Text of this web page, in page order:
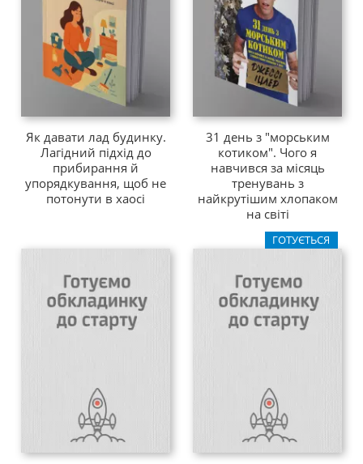
Як давати лад будинку.
Лагідний підхід до
прибирання й
упорядкування, щоб не
потонути в хаосі
31 день з "морським
котиком". Чого я
навчився за місяць
тренувань з
найкрутішим хлопаком
на світі
ГОТУЄТЬСЯ